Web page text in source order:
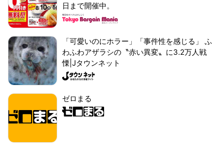
日まで開催中。
「可愛いのにホラー」「事件性を感じる」 ふ
わふわアザラシの〝赤い異変〟に3.2万人戦
慄|Jタウンネット
ゼロまる